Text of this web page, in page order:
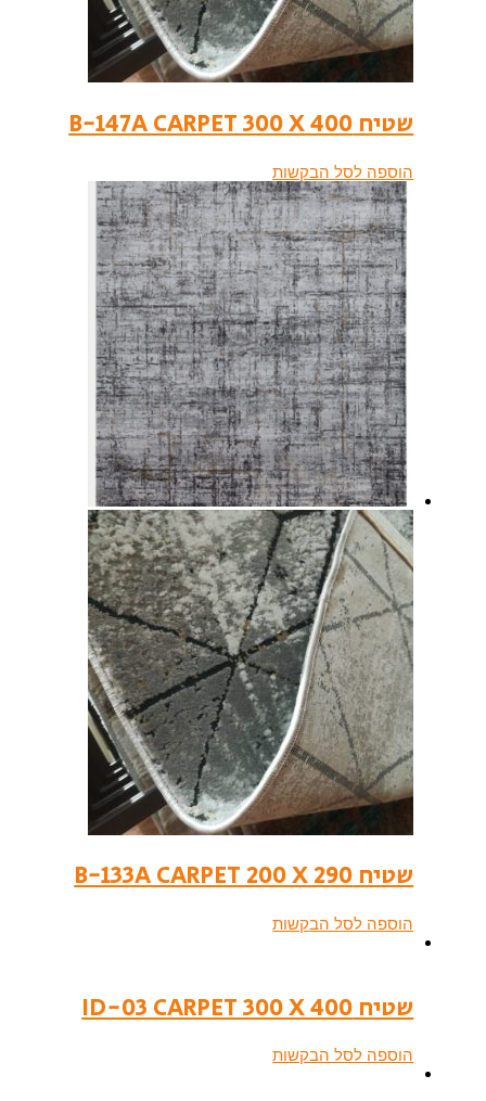
שטיח B-147A CARPET 300 X 400
הוספה לסל הבקשות
שטיח B-133A CARPET 200 X 290
הוספה לסל הבקשות
שטיח ID-03 CARPET 300 X 400
הוספה לסל הבקשות